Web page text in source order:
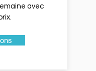
avec